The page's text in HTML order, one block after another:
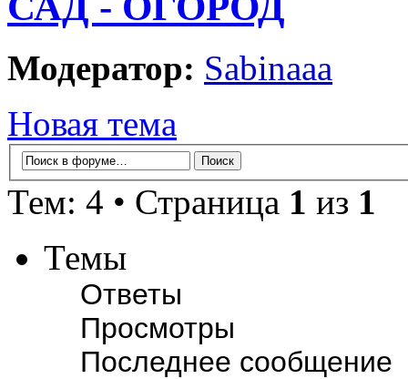
Модератор: Sabinaaa
Новая тема
Тем: 4 • Страница 1 из 1
Темы
Ответы
Просмотры
Последнее сообщение